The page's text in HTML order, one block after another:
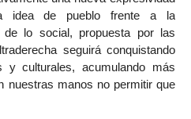
idea de pueblo frente a la
de lo social, propuesta por las
seguirá conquistando
y culturales, acumulando más
nuestras manos no permitir que